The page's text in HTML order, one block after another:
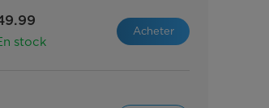
stock
Acheter